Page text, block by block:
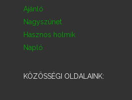
Ajánló
Nagyszünet
Hasznos holmik
Napló
KÖZÖSSÉGI OLDALAINK: